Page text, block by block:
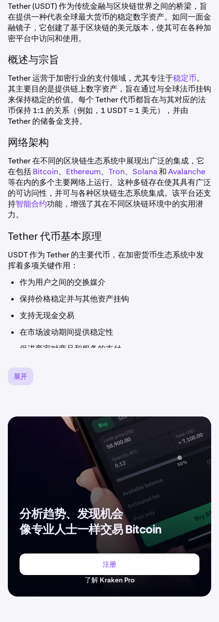
Tether (USDT) 作为传统金融与区块链世界之间的桥梁，旨
在提供一种代表全球最大货币的稳定数字资产。如同一面金
融镜子，它创建了基于区块链的美元版本，使其可在各种加
密平台中访问和使用。
概述与宗旨
Tether 运营于加密行业的支付领域，尤其专注于稳定币。
其主要目的是提供链上数字资产，旨在通过与全球法币挂钩
来保持稳定的价值。每个 Tether 代币都旨在与其对应的法
币保持 1:1 的关系（例如，1 USDT = 1 美元），并由
Tether 的储备金支持。
网络架构
Tether 在不同的区块链生态系统中展现出广泛的集成，它
在包括Bitcoin、 Ethereum、 Tron、 Solana和Avalanche
等在内的多个主要网络上运行。这种多链存在使其具有广泛
的可访问性，并可与各种区块链生态系统集成。该平台还支
持智能合约功能，增强了其在不同区块链环境中的实用潜
力。
Tether 代币基本原理
USDT 作为 Tether 的主要代币，在加密货币生态系统中发
挥着多项关键作用：
作为用户之间的交换媒介
保持价格稳定并与其他资产挂钩
支持无现金交易
在市场波动期间提供稳定性
促进商家对商品和服务的支付
供应特征
Tether 的供应模型独特地由需求驱动，没有最大供应上
1:1 的比例与存入的法币发行。
Tether 于 2014 年 10 月 6 日推出，并开创了稳定币模型，
之后许多其他产品也相继效仿。该项目由 Brock Pierce、
Reeve Collins 和 Craig Sellars 在英属维尔京群岛创立。每
位创始人带来了独特的专业知识：
Craig Sellars 曾担任联合创始人兼首席技术官，他利用
其在 Bitcoin Omni Layer 方面的经验，最初在 Bitcoin
网络上部署了 USDT
Reeve Collins 于 2015 年之前担任首席执行官，并被认
为是稳定币概念的发明者
Brock Pierce 曾联合创立 Blockchain Capital，并于
2015 年之前为该项目做出了贡献
展开
分析趋势、发现机会
像专业人士一样交易 Bitcoin
注册
了解 Kraken Pro